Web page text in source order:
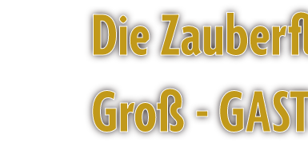
Die
Groß -